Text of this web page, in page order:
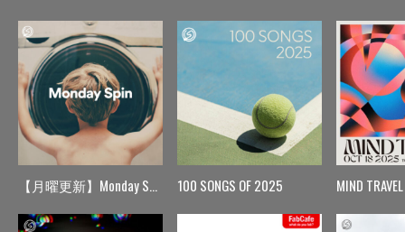
【月曜更新】Monday Spin 100 SONGS OF 2025 MIND TRAVEL